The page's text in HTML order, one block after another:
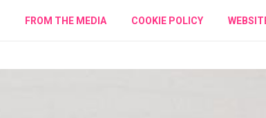
FROM THE MEDIA COOKIE POLICY